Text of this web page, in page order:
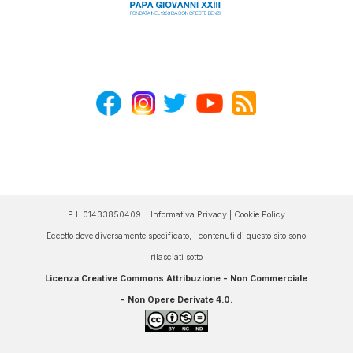
P.I. 01433850409 | Informativa Privacy| Cookie Policy
Eccetto dove diversamente specificato, i contenuti di questo sito sono
rilasciati sotto
Licenza Creative Commons Attribuzione - Non Commerciale
- Non Opere Derivate 4.0.